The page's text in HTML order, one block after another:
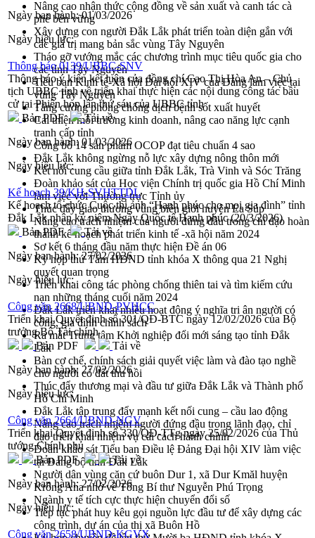
Nâng cao nhận thức cộng đồng về sản xuất và canh tác cà
phê bền vững
Xây dựng con người Đắk Lắk phát triển toàn diện gắn với
các giá trị mang bản sắc vùng Tây Nguyên
Tháo gỡ vướng mắc các chương trình mục tiêu quốc gia cho
các tỉnh Tây Nguyên
Tiểu ban Kinh tế-Xã hội Đại hội XIV của Đảng làm việc tại
vùng Tây Nguyên
Tăng cường phòng chống dịch bệnh sốt xuất huyết
Cải thiện môi trường kinh doanh, nâng cao năng lực cạnh
tranh cấp tỉnh
Công bố 14 sản phẩm OCOP đạt tiêu chuẩn 4 sao
Đắk Lắk không ngừng nỗ lực xây dựng nông thôn mới
Kết nối cung cầu giữa tỉnh Đắk Lắk, Trà Vinh và Sóc Trăng
Đoàn khảo sát của Học viện Chính trị quốc gia Hồ Chí Minh
làm việc với Thường trực Tỉnh ủy
Thúc đẩy giao thương vùng biên giới huyện Ea Súp
Nâng cao trách nhiệm của người đứng đầu trong chỉ đạo hoàn
thành kế hoạch phát triển kinh tế -xã hội năm 2024
Sơ kết 6 tháng đầu năm thực hiện Đề án 06
Kỳ họp thứ Tám HĐND tỉnh khóa X thông qua 21 Nghị
quyết quan trọng
Triển khai công tác phòng chống thiên tai và tìm kiếm cứu
nạn những tháng cuối năm 2024
Đắk Lắk triển khai nhiều hoạt động ý nghĩa tri ân người có
công, gia đình chính sách
Ra mắt Trung tâm Khởi nghiệp đổi mới sáng tạo tỉnh Đắk
Lắk
Bàn cơ chế, chính sách giải quyết việc làm và đào tạo nghề
cho người có đất thu hồi
Thúc đẩy thương mại và đầu tư giữa Đắk Lắk và Thành phố
Hồ Chí Minh
Đắk Lắk tập trung đẩy mạnh kết nối cung – cầu lao động
Nâng cao trách nhiệm người đứng đầu trong lãnh đạo, chỉ
đạo triển khai nhiệm vụ cải cách hành chính
Đoàn khảo sát Tiểu ban Điều lệ Đảng Đại hội XIV làm việc
tại Đảng bộ tỉnh Đắk Lắk
Người dân vùng căn cứ buôn Dur 1, xã Dur Kmăl huyện
Krông Ana nhớ về Tổng Bí thư Nguyễn Phú Trọng
Ngành y tế tích cực thực hiện chuyển đổi số
Tiếp tục phát huy kêu gọi nguồn lực đầu tư để xây dựng các
công trình, dự án của thị xã Buôn Hồ
Ngày ban hành:01/03/2026
Ngày hiệu lực:
Thông báo 0139/UBBC-SNV
Thông báo ý kiến kết luận của đồng chí Cao Thị Hòa An – Chủ
tịch UBBC tỉnh về triển khai thực hiện các nội dung công tác bầu
cử tại Phiên họp lần thứ sáu của UBBC tỉnh
Bản PDF
Tải về
Ngày ban hành: 01/03/2026
Ngày hiệu lực:
Kế hoạch 39/KH-SVHTTDL
Kế hoạch tổ chức Cuộc thi ảnh “Hạnh phúc cho mọi gia đình” tỉnh
Đắk Lắk nhân kỷ niệm Ngày Quốc tế Hạnh phúc (20/3/2026)
Bản PDF
Tải về
Ngày ban hành:27/02/2026
Ngày hiệu lực:
Công văn 2668/UBND-PVHCC
Triển khai Quyết định số 301/QĐ-BTC ngày 12/02/2026 của Bộ
trưởng Bộ Tài chính
Bản PDF
Tải về
Ngày ban hành: 27/02/2026
Ngày hiệu lực:
Công văn 2664/UBND-NGV
Triển khai Quyết định số 330/QĐ-TTg ngày 25/02/2026 của Thủ
tướng Chính phủ
Bản PDF
Tải về
Ngày ban hành:27/02/2026
Ngày hiệu lực:
Công văn 2658/UBND-KGVX